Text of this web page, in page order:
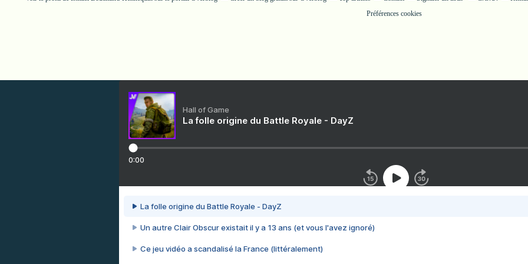
Préférences cookies
Hall of Game
La folle origine du Battle Royale - DayZ
0:00
La folle origine du Battle Royale - DayZ
Un autre Clair Obscur existait il y a 13 ans (et vous l'avez ignoré)
Ce jeu vidéo a scandalisé la France (littéralement)